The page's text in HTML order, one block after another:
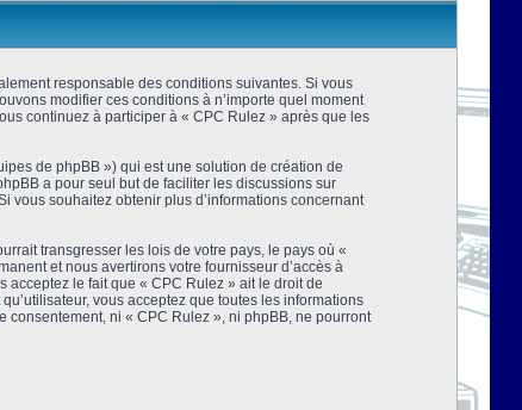
responsable des conditions suivantes. Si vous
modifier ces conditions à n’importe quel moment
continuez à participer à « CPC Rulez » après que les
de phpBB ») qui est une solution de création de
a pour seul but de faciliter les discussions sur
vous souhaitez obtenir plus d’informations concernant
transgresser les lois de votre pays, le pays où «
et nous avertirons votre fournisseur d’accès à
acceptez le fait que « CPC Rulez » ait le droit de
vous acceptez que toutes les informations
ni « CPC Rulez », ni phpBB, ne pourront